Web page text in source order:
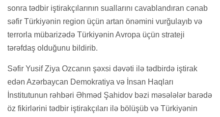
sonra tədbir iştirakçılarının suallarını cavablandıran cənab
səfir Türkiyənin region üçün artan önəmini vurğulayıb və
terrorla mübarizədə Türkiyənin Avropa üçün strateji
tərəfdaş olduğunu bildirib.
Səfir Yusif Ziya Ozcanın şəxsi dəvəti ilə tədbirdə iştirak
edən Azərbaycan Demokratiya və İnsan Haqları
İnstitutunun rəhbəri Əhməd Şahidov bəzi məsələlər barədə
öz fikirlərini tədbir iştirakçıları ilə bölüşüb və Türkiyənin